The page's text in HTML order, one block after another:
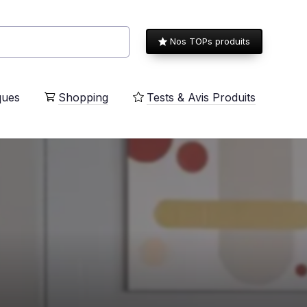
Nos TOPs produits
Shopping Tests & Avis Produits